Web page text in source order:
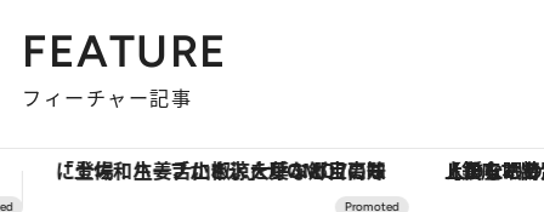
FEATURE
フィーチャー記事
【銀座で出合う最旬美容】美髪ケアや上質な眠り…セルフケアのアップデートから、特別な名入れギフトまで。大人のための「ReFa GINZA」クルーズ